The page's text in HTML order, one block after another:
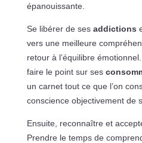
épanouissante.
Se libérer de ses addictions
vers une meilleure
retour à l’équilibre
faire le point sur ses
un carnet tout ce que l’on
conscience objectivement de
Ensuite, reconnaître et
Prendre le temps de